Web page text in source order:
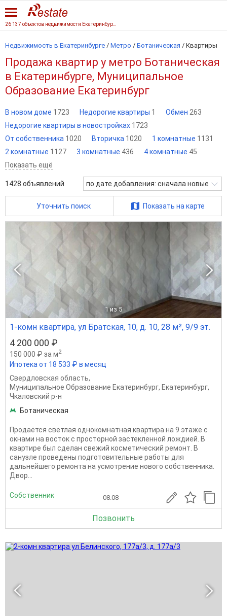
Недвижимость в Екатеринбурге / Метро / Ботаническая / Квартиры
Продажа квартир у метро Ботаническая
в Екатеринбурге, Муниципальное
Образование Екатеринбург
В новом доме 1723 Недорогие квартиры 1 Обмен 263
Недорогие квартиры в новостройках 1723
От собственника 1020 Вторичка 1020 1 комнатные 1131
2 комнатные 1127 3 комнатные 436 4 комнатные 45
Показать ещё
1428 объявлений по дате добавления: сначала новые
Уточнить поиск Показать на карте
1 из 5
1-комн квартира, ул Братская, 10, д. 10, 28 м², 9/9 эт.
4 200 000 ₽
150 000 ₽ за м2
Ипотека от 18 533 ₽ в месяц
Свердловская область,
Муниципальное Образование Екатеринбург, Екатеринбург,
Чкаловский р-н
Ботаническая
Продаётся светлая однокомнатная квартира на 9 этаже с
окнами на восток с просторной застекленной лождией. В
квартире был сделан свежий косметический ремонт. В
санузле проведены подготовительные работы для
дальнейшего ремонта на усмотрение нового собственника.
Двор...
Собственник 08.08
Позвонить